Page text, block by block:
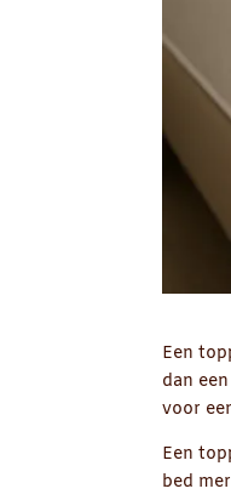
Een
dan
voor
Een
bed